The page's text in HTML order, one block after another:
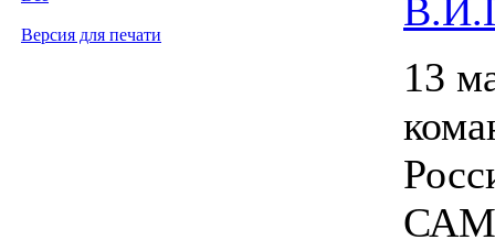
Версия для печати
13